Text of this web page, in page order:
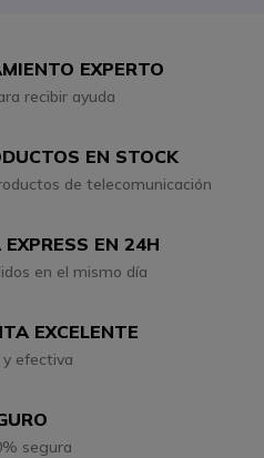
EXPERTO
recibir ayuda
EN STOCK
de telecomunicación
EXPRESS EN 24H
en el mismo día
EXCELENTE
efectiva
segura